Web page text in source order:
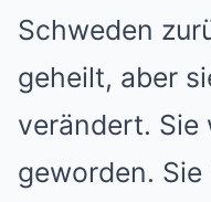
Schweden
geheilt, aber
verändert.
geworden.